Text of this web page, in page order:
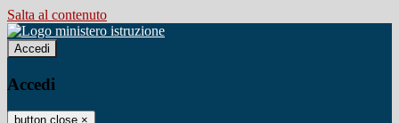
Salta al contenuto
Accedi
Accedi
button close ×